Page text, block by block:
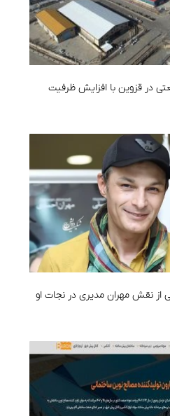
در قزوین با افزایش ظرفیت
از نقش مهران مدیری در نجات او